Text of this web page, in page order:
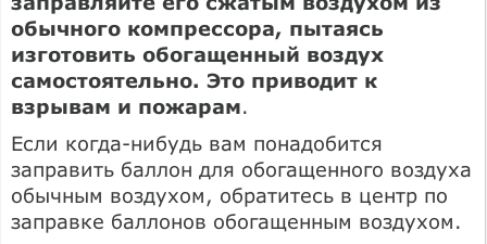
обычного компрессора, пытаясь
изготовить обогащенный воздух
самостоятельно. Это приводит к
взрывам и пожарам.
Если когда-нибудь вам понадобится
заправить баллон для обогащенного воздуха
обычным воздухом, обратитесь в центр по
заправке баллонов обогащенным воздухом.